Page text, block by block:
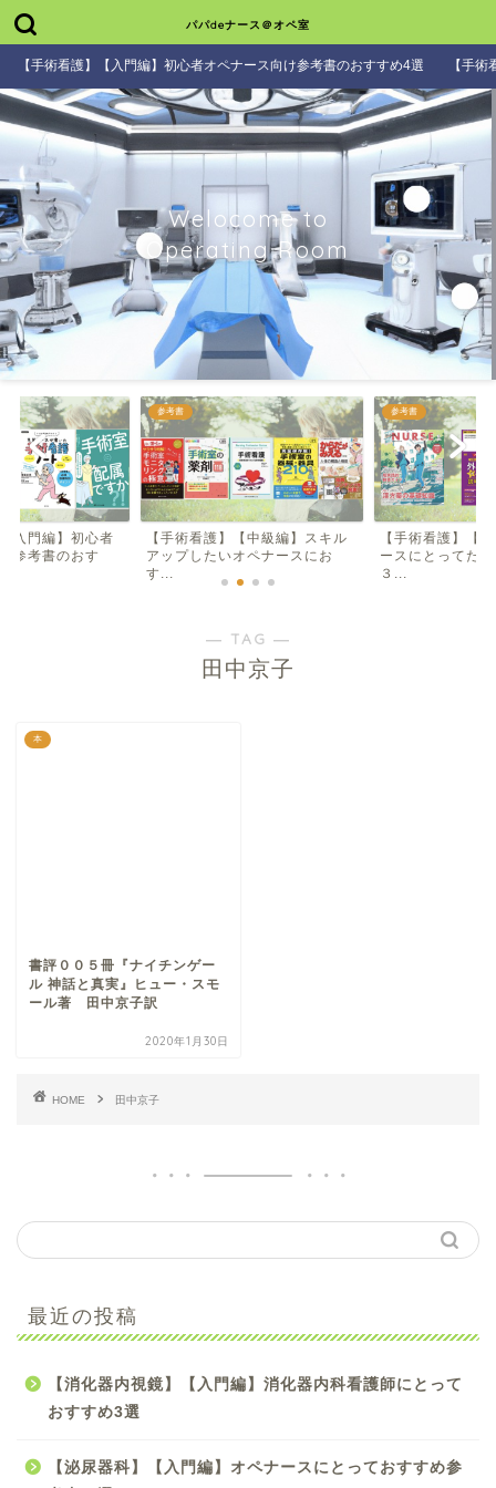
パパdeナース＠オペ室
【手術看護】【入門編】初心者オペナース向け参考書のおすすめ4選 【手
Welocome to
Operating Room
入門編】初心者
参考書のおす
参考書
【手術看護】【中級編】スキル
アップしたいオペナースにお
す...
参考書
【手術看護】【
ースにとってた
３...
― TAG ―
田中京子
本
書評００５冊『ナイチンゲー
ル 神話と真実』ヒュー・スモ
ール著 田中京子訳
2020年1月30日
HOME 田中京子
最近の投稿
【消化器内視鏡】【入門編】消化器内科看護師にとって
おすすめ3選
【泌尿器科】【入門編】オペナースにとっておすすめ参
考書のおすすめ4選
選